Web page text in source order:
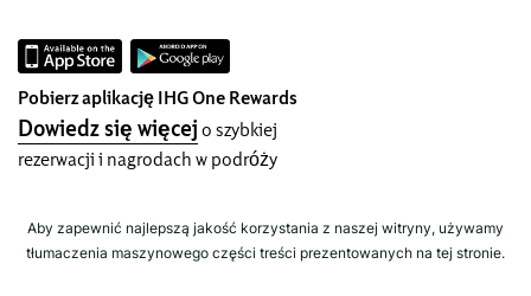
Pobierz aplikację IHG One Rewards
Dowiedz się więcej o szybkiej
rezerwacji i nagrodach w podróży
IHG poważnie podchodzi do Twojej
prywatności i robi wszystko, by chronić
Ciebie i Twoje dane. Wszystkie podane
dane osobowe są zaszyfrowane i
bezpiecznie.
Aby zapewnić najlepszą jakość korzystania z naszej witryny, używamy
tłumaczenia maszynowego części treści prezentowanych na tej stronie.